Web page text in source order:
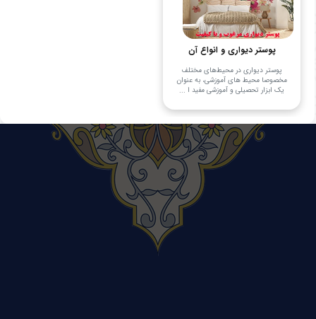
پوستر دیواری و انواع آن
پوستر دیواری در محیط‌های مختلف
مخصوصا محیط های آموزشی، به عنوان
یک ابزار تحصیلی و آموزشی مفید ا ...